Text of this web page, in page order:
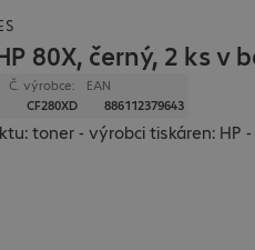
80X, černý, 2 ks v
Č. výrobce:
CF280XD
EAN
886112379643
toner - výrobci tiskáren: HP